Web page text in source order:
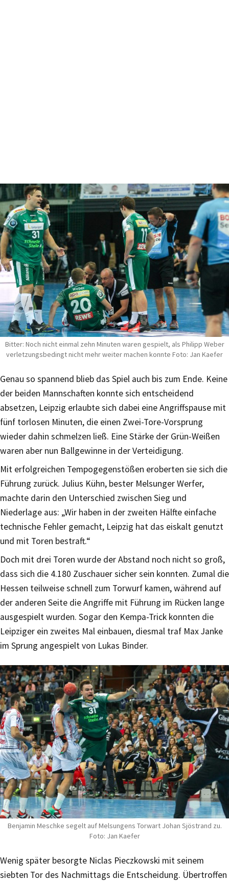
Bitter: Noch nicht einmal zehn Minuten waren gespielt, als Philipp Weber
verletzungsbedingt nicht mehr weiter machen konnte Foto: Jan Kaefer
Genau so spannend blieb das Spiel auch bis zum Ende. Keine
der beiden Mannschaften konnte sich entscheidend
absetzen, Leipzig erlaubte sich dabei eine Angriffspause mit
fünf torlosen Minuten, die einen Zwei-Tore-Vorsprung
wieder dahin schmelzen ließ. Eine Stärke der Grün-Weißen
waren aber nun Ballgewinne in der Verteidigung.
Mit erfolgreichen Tempogegenstößen eroberten sie sich die
Führung zurück. Julius Kühn, bester Melsunger Werfer,
machte darin den Unterschied zwischen Sieg und
Niederlage aus: „Wir haben in der zweiten Hälfte einfache
technische Fehler gemacht, Leipzig hat das eiskalt genutzt
und mit Toren bestraft.“
Doch mit drei Toren wurde der Abstand noch nicht so groß,
dass sich die 4.180 Zuschauer sicher sein konnten. Zumal die
Hessen teilweise schnell zum Torwurf kamen, während auf
der anderen Seite die Angriffe mit Führung im Rücken lange
ausgespielt wurden. Sogar den Kempa-Trick konnten die
Leipziger ein zweites Mal einbauen, diesmal traf Max Janke
im Sprung angespielt von Lukas Binder.
Benjamin Meschke segelt auf Melsungens Torwart Johan Sjöstrand zu.
Foto: Jan Kaefer
Wenig später besorgte Niclas Pieczkowski mit seinem
siebten Tor des Nachmittags die Entscheidung. Übertroffen